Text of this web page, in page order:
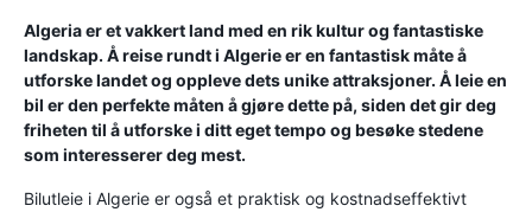
Algeria er et vakkert land med en rik kultur og fantastiske
landskap. Å reise rundt i Algerie er en fantastisk måte å
utforske landet og oppleve dets unike attraksjoner. Å leie en
bil er den perfekte måten å gjøre dette på, siden det gir deg
friheten til å utforske i ditt eget tempo og besøke stedene
som interesserer deg mest.
Bilutleie i Algerie er også et praktisk og kostnadseffektivt